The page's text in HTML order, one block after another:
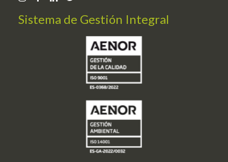
Sistema de Gestión Integral